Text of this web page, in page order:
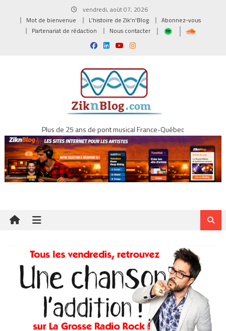
vendredi, août 07, 2026
Mot de bienvenue
L’histoire de Zik’n’Blog
Abonnez-vous
Partenariat de rédaction
Nous contacter
Plus de 25 ans de pont musical France-Québec